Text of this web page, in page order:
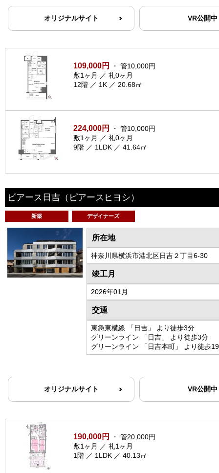
オリジナルサイト VR公開中
109,000円
・ 管10,000円
敷1ヶ月 ／ 礼0ヶ月
12階 ／ 1K ／ 20.68㎡
224,000円
・ 管10,000円
敷1ヶ月 ／ 礼0ヶ月
9階 ／ 1LDK ／ 41.64㎡
ピアース日吉 （ピアースヒヨシ）
新築 デザイナーズ
所在地
神奈川県横浜市港北区日吉２丁目6-30
竣工月
2026年01月
交通
東急東横線 「日吉」 より徒歩3分
グリーンライン 「日吉」 より徒歩3分
グリーンライン 「日吉本町」 より徒歩
オリジナルサイト VR公開中
190,000円
・ 管20,000円
敷1ヶ月 ／ 礼1ヶ月
1階 ／ 1LDK ／ 40.13㎡